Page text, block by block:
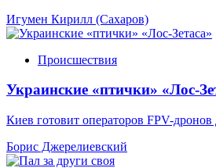
Игумен Кирилл (Сахаров)
Происшествия
Украинские «птички» «Лос-
Киев готовит операторов FPV-дронов
Борис Джерелиевский